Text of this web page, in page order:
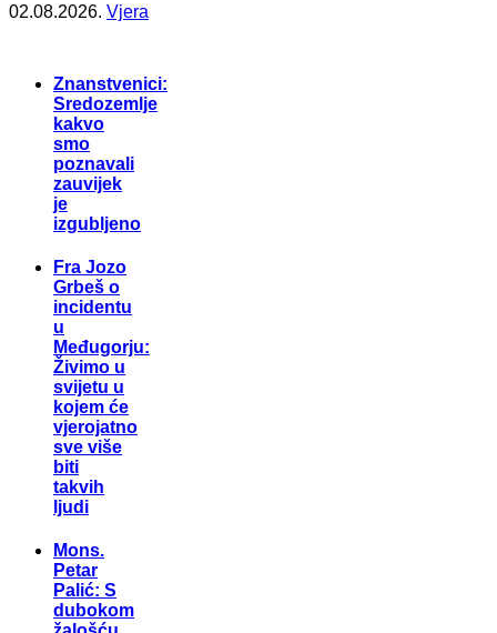
02.08.2026. Vjera
Znanstvenici:
Sredozemlje
kakvo
smo
poznavali
zauvijek
je
izgubljeno
Fra Jozo
Grbeš o
incidentu
u
Međugorju:
Živimo u
svijetu u
kojem će
vjerojatno
sve više
biti
takvih
ljudi
Mons.
Petar
Palić: S
dubokom